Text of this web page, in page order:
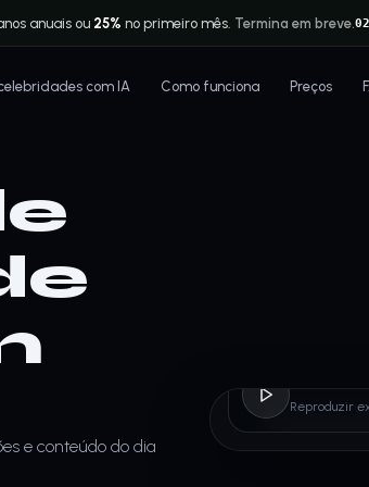
anuais ou 25% no primeiro mês. Termina em breve.02
com IA Como funciona Preços
e conteúdo do dia
Reproduzir